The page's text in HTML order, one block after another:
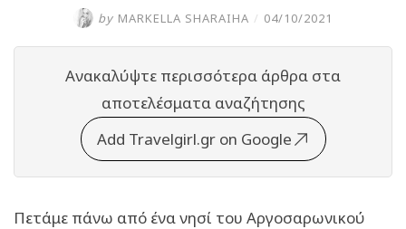
by MARKELLA SHARAIHA / 04/10/2021
Ανακαλύψτε περισσότερα άρθρα στα
αποτελέσματα αναζήτησης
Add Travelgirl.gr on Google
Πετάμε πάνω από ένα νησί του Αργοσαρωνικού